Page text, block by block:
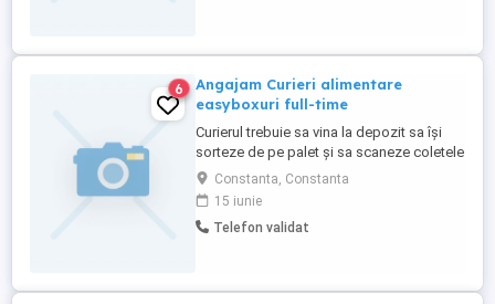
6
Angajam Curieri alimentare
easyboxuri full-time
Curierul trebuie sa vina la depozit sa își
sorteze de pe palet și sa scaneze coletele
pentru fiecare easybox după care va
merge sa scoată retururile și sa îl
alimenteze programul este de L-S de la
ora 8 și în funcție de cum termina își va da
Constanta, Constanta
15 iunie
Telefon validat